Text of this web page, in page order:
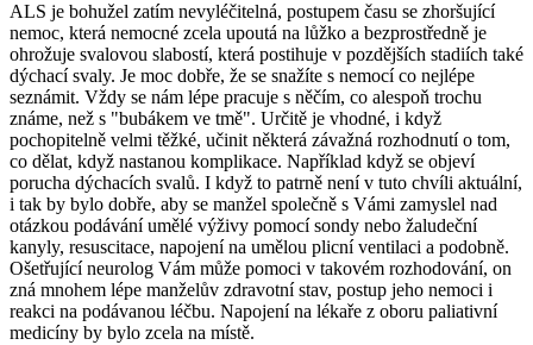
ALS je bohužel zatím nevyléčitelná, postupem času se zhoršující
nemoc, která nemocné zcela upoutá na lůžko a bezprostředně je
ohrožuje svalovou slabostí, která postihuje v pozdějších stadiích také
dýchací svaly. Je moc dobře, že se snažíte s nemocí co nejlépe
seznámit. Vždy se nám lépe pracuje s něčím, co alespoň trochu
známe, než s "bubákem ve tmě". Určitě je vhodné, i když
pochopitelně velmi těžké, učinit některá závažná rozhodnutí o tom,
co dělat, když nastanou komplikace. Například když se objeví
porucha dýchacích svalů. I když to patrně není v tuto chvíli aktuální,
i tak by bylo dobře, aby se manžel společně s Vámi zamyslel nad
otázkou podávání umělé výživy pomocí sondy nebo žaludeční
kanyly, resuscitace, napojení na umělou plicní ventilaci a podobně.
Ošetřující neurolog Vám může pomoci v takovém rozhodování, on
zná mnohem lépe manželův zdravotní stav, postup jeho nemoci i
reakci na podávanou léčbu. Napojení na lékaře z oboru paliativní
medicíny by bylo zcela na místě.